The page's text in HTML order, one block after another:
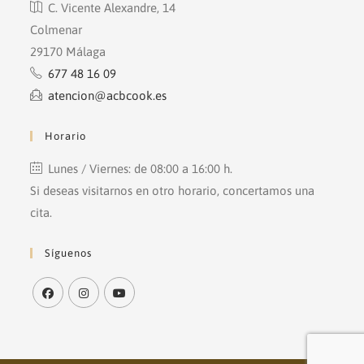
C. Vicente Alexandre, 14
Colmenar
29170 Málaga
677 48 16 09
atencion@acbcook.es
Horario
Lunes / Viernes: de 08:00 a 16:00 h.
Si deseas visitarnos en otro horario, concertamos una
cita.
Síguenos
en
en
en